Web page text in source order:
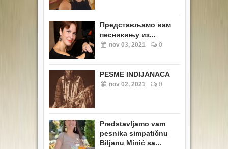
Представљамо вам
песникињу из...
nov 03, 2021 0
PESME INDIJANACA
nov 02, 2021 0
Predstavljamo vam
pesnika simpatičnu
Biljanu Minić sa...